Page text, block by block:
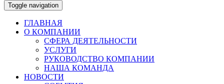
Toggle navigation
ГЛАВНАЯ
О КОМПАНИИ
СФЕРА ДЕЯТЕЛЬНОСТИ
УСЛУГИ
РУКОВОДСТВО КОМПАНИИ
НАША КОМАНДА
НОВОСТИ